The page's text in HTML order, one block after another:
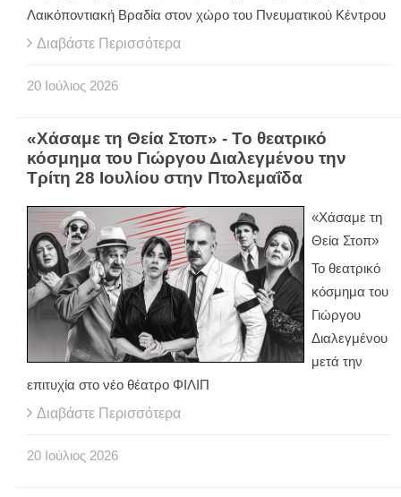
Λαικόποντιακή Βραδία στον χώρο του Πνευματικού Κέντρου
Διαβάστε Περισσότερα
20 Ιούλιος 2026
«Χάσαμε τη Θεία Στοπ» - Το θεατρικό
κόσμημα του Γιώργου Διαλεγμένου την
Τρίτη 28 Ιουλίου στην Πτολεμαΐδα
«Χάσαμε τη
Θεία Στοπ»
Το θεατρικό
κόσμημα του
Γιώργου
Διαλεγμένου
μετά την
επιτυχία στο νέο θέατρο ΦΙΛΙΠ
Διαβάστε Περισσότερα
20 Ιούλιος 2026